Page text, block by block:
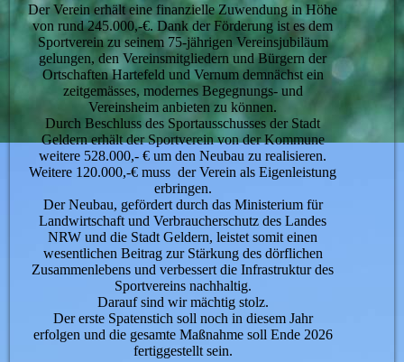
Der Verein erhält eine finanzielle Zuwendung in Höhe
von rund 245.000,-€. Dank der Förderung ist es dem
Sportverein zu seinem 75-jährigen Vereinsjubiläum
gelungen, den Vereinsmitgliedern und Bürgern der
Ortschaften Hartefeld und Vernum demnächst ein
zeitgemässes, modernes Begegnungs- und
Vereinsheim anbieten zu können.
Durch Beschluss des Sportausschusses der Stadt
Geldern erhält der Sportverein von der Kommune
weitere 528.000,- € um den Neubau zu realisieren.
Weitere 120.000,-€ muss der Verein als Eigenleistung
erbringen.
Der Neubau, gefördert durch das Ministerium für
Landwirtschaft und Verbraucherschutz des Landes
NRW und die Stadt Geldern, leistet somit einen
wesentlichen Beitrag zur Stärkung des dörflichen
Zusammenlebens und verbessert die Infrastruktur des
Sportvereins nachhaltig.
Darauf sind wir mächtig stolz.
Der erste Spatenstich soll noch in diesem Jahr
erfolgen und die gesamte Maßnahme soll Ende 2026
fertiggestellt sein.